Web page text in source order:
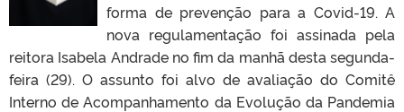
forma de prevenção para a Covid-19. A
nova regulamentação foi assinada pela
reitora Isabela Andrade no fim da manhã desta segunda-
feira (29). O assunto foi alvo de avaliação do Comitê
Interno de Acompanhamento da Evolução da Pandemia